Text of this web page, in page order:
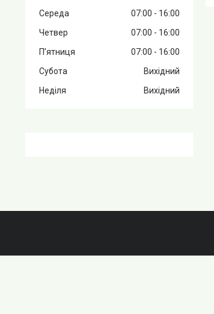
Середа
07:00
16:00
Четвер
07:00
16:00
Пʼятниця
07:00
16:00
Субота
Вихідний
Неділя
Вихідний